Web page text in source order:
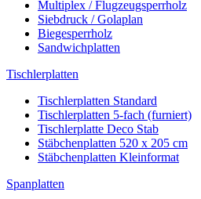
Multiplex / Flugzeugsperrholz
Siebdruck / Golaplan
Biegesperrholz
Sandwichplatten
Tischlerplatten
Tischlerplatten Standard
Tischlerplatten 5-fach (furniert)
Tischlerplatte Deco Stab
Stäbchenplatten 520 x 205 cm
Stäbchenplatten Kleinformat
Spanplatten